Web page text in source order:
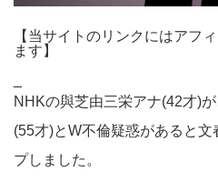
【当サイトのリンクにはアフ
ます】
NHKの與芝由三栄アナ(42才)
(55才)とW不倫疑惑があると
プしました。